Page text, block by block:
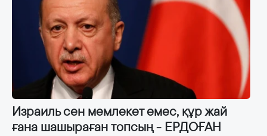
Израиль сен мемлекет емес, құр жай
ғана шашыраған топсың - ЕРДОҒАН